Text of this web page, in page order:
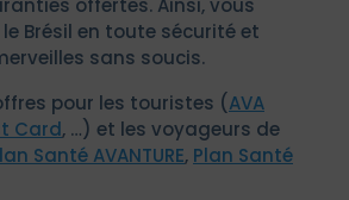
offertes. Ainsi, vous
Brésil en toute sécurité et
sans soucis.
pour les touristes (AVA
Card, …) et les voyageurs de
Santé AVANTURE, Plan Santé